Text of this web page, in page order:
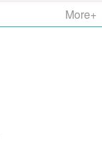
- AI论文写
More+